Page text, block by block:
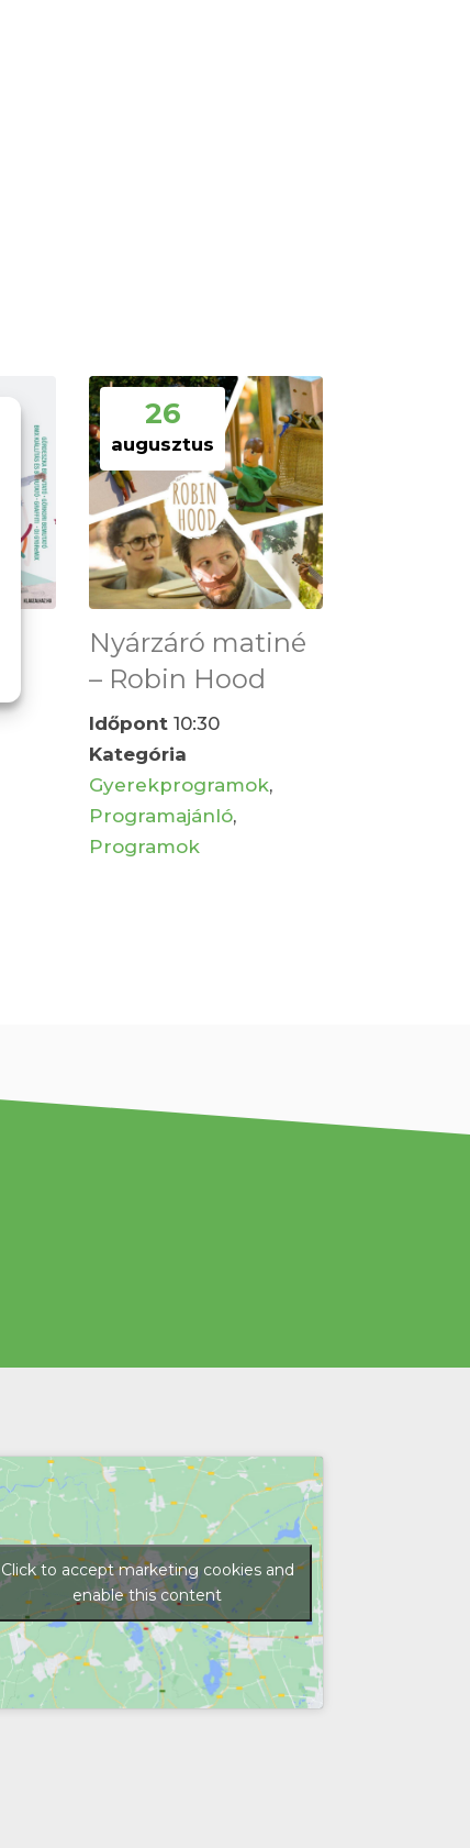
26
augusztus
Nyárzáró matiné
– Robin Hood
Időpont10:30
Kategória
Gyerekprogramok,
Programajánló,
Programok
Click to accept marketing cookies and
enable this content